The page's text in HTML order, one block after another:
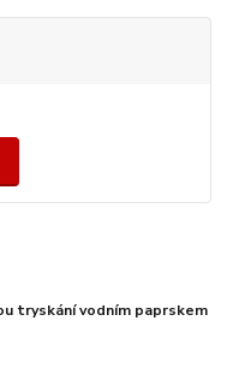
tryskání vodním paprskem